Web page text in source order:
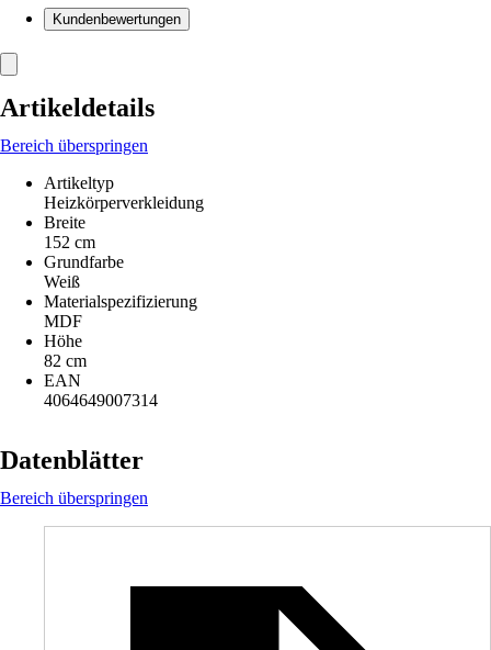
Kundenbewertungen
Artikeldetails
Bereich überspringen
Artikeltyp
Heizkörperverkleidung
Breite
152 cm
Grundfarbe
Weiß
Materialspezifizierung
MDF
Höhe
82 cm
EAN
4064649007314
Datenblätter
Bereich überspringen